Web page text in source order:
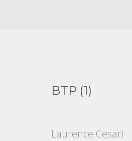
BTP (1)
Laurence Cesari